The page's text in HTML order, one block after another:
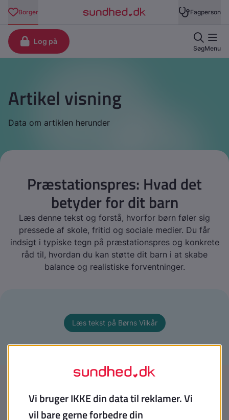
Artikel visning
Data om artiklen herunder
Præstationspres: Hvad det
betyder for dit barn
Læs denne tekst og forstå, hvorfor børn føler sig
pressede af skole, fritid og sociale medier. Du får
indsigt i typiske tegn på præstationspres og konkrete
råd til, hvordan du kan støtte dit barn i at skabe
balance og realistiske forventninger.
Læs tekst på Børns Vilkår